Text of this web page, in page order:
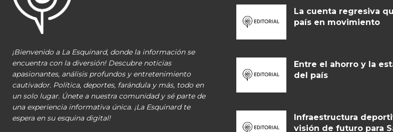
¡Bienvenido a La Esquinard, donde la información se
encuentra con la diversión! Descubre noticias
apasionantes, análisis profundos y entretenimiento
cautivador. Política, deportes, farándula y más, todo en
un solo lugar. Únete a nuestra comunidad y sé parte de
una experiencia informativa única. ¡La Esquinard te
espera en su esquina digital!
La cuenta regresiva
país en movimiento
Entre el ahorro y la
del país
Infraestructura
visión de futuro para